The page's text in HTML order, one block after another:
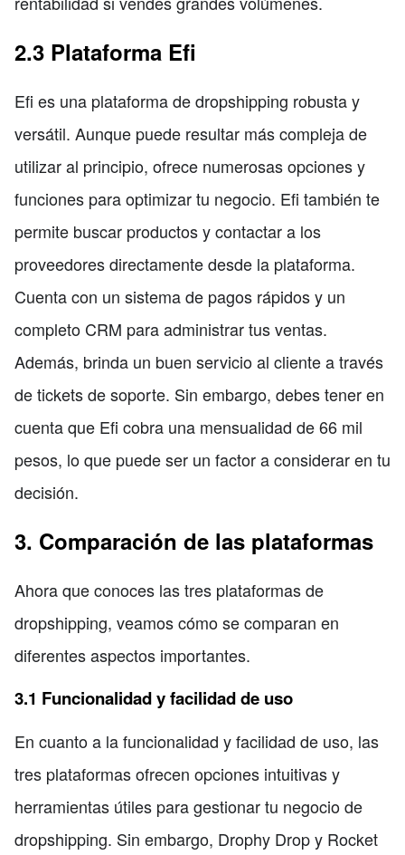
2.3 Plataforma Efi
Efi es una plataforma de dropshipping robusta y
versátil. Aunque puede resultar más compleja de
utilizar al principio, ofrece numerosas opciones y
funciones para optimizar tu negocio. Efi también te
permite buscar productos y contactar a los
proveedores directamente desde la plataforma.
Cuenta con un sistema de pagos rápidos y un
completo CRM para administrar tus ventas.
Además, brinda un buen servicio al cliente a través
de tickets de soporte. Sin embargo, debes tener en
cuenta que Efi cobra una mensualidad de 66 mil
pesos, lo que puede ser un factor a considerar en tu
decisión.
3. Comparación de las plataformas
Ahora que conoces las tres plataformas de
dropshipping, veamos cómo se comparan en
diferentes aspectos importantes.
3.1 Funcionalidad y facilidad de uso
En cuanto a la funcionalidad y facilidad de uso, las
tres plataformas ofrecen opciones intuitivas y
herramientas útiles para gestionar tu negocio de
dropshipping. Sin embargo, Drophy Drop y Rocket